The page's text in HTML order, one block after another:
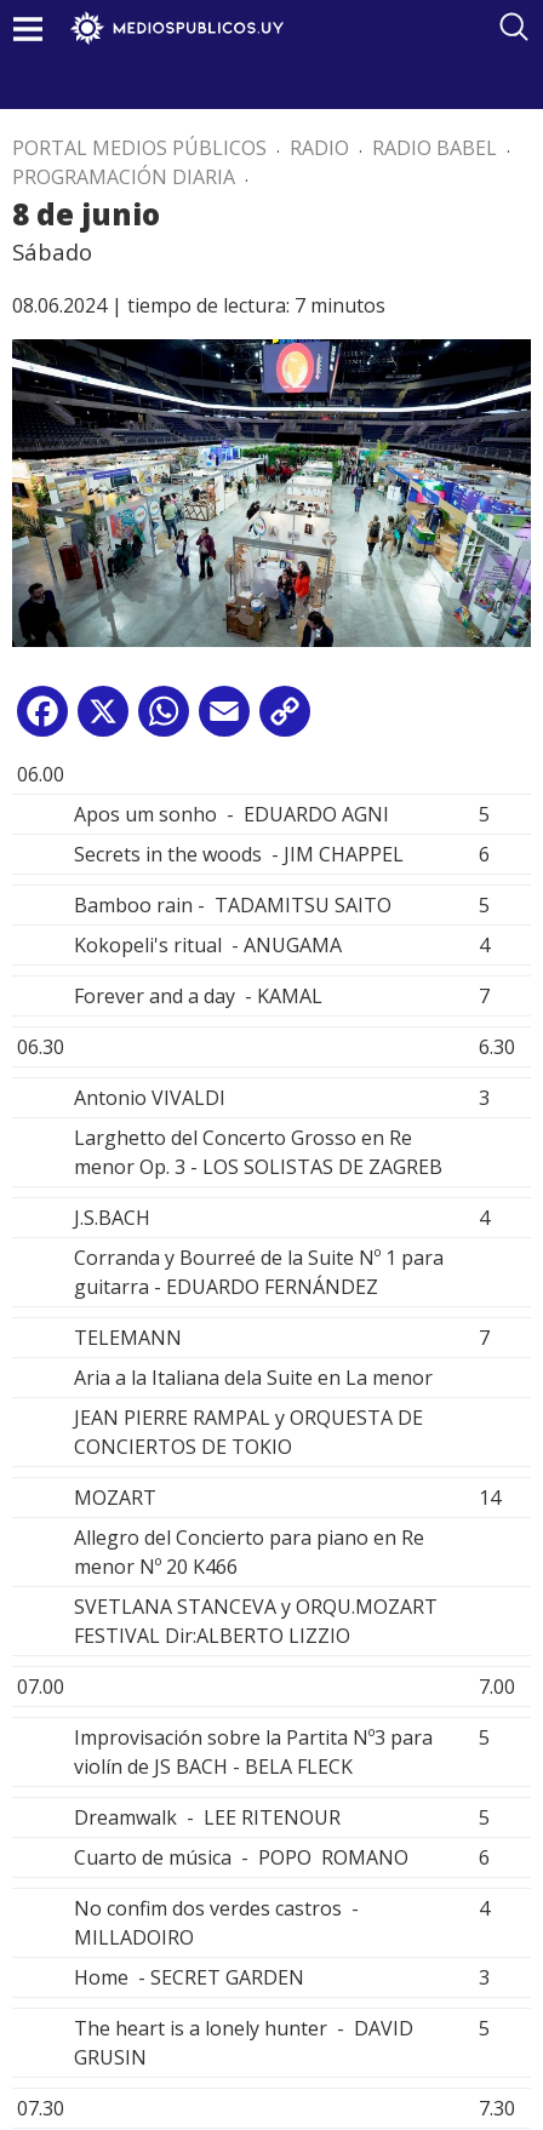
PORTAL MEDIOS PÚBLICOS . RADIO . RADIO BABEL .
PROGRAMACIÓN DIARIA .
8 de junio
Sábado
08.06.2024 | tiempo de lectura: 7 minutos
Facebook
X WhatsApp
Email
06.00
Apos um sonho - EDUARDO AGNI
5
Secrets in the woods - JIM CHAPPEL
6
Bamboo rain - TADAMITSU SAITO
5
Kokopeli's ritual - ANUGAMA
4
Forever and a day - KAMAL
7
06.30
6.30
Antonio VIVALDI
3
Larghetto del Concerto Grosso en Re
menor Op. 3 - LOS SOLISTAS DE ZAGREB
J.S.BACH
4
Corranda y Bourreé de la Suite Nº 1 para
guitarra - EDUARDO FERNÁNDEZ
TELEMANN
7
Aria a la Italiana dela Suite en La menor
JEAN PIERRE RAMPAL y ORQUESTA DE
CONCIERTOS DE TOKIO
MOZART
14
Allegro del Concierto para piano en Re
menor Nº 20 K466
SVETLANA STANCEVA y ORQU.MOZART
FESTIVAL Dir:ALBERTO LIZZIO
07.00
7.00
Improvisación sobre la Partita Nº3 para
violín de JS BACH - BELA FLECK
5
Dreamwalk - LEE RITENOUR
5
Cuarto de música - POPO ROMANO
6
No confim dos verdes castros -
MILLADOIRO
4
Home - SECRET GARDEN
3
The heart is a lonely hunter - DAVID
GRUSIN
5
07.30
7.30